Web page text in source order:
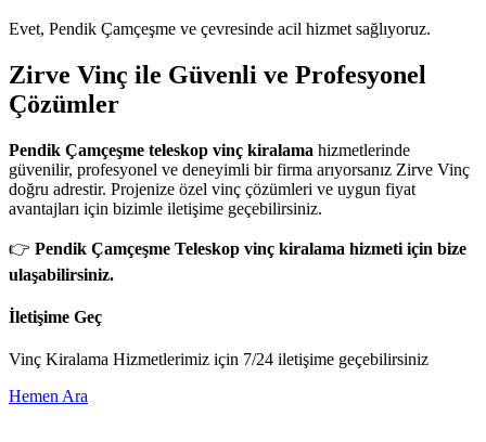
Evet, Pendik Çamçeşme ve çevresinde acil hizmet sağlıyoruz.
Zirve Vinç ile Güvenli ve Profesyonel
Çözümler
Pendik Çamçeşme teleskop vinç kiralama hizmetlerinde
güvenilir, profesyonel ve deneyimli bir firma arıyorsanız Zirve Vinç
doğru adrestir. Projenize özel vinç çözümleri ve uygun fiyat
avantajları için bizimle iletişime geçebilirsiniz.
👉 Pendik Çamçeşme Teleskop vinç kiralama hizmeti için bize
ulaşabilirsiniz.
İletişime Geç
Vinç Kiralama Hizmetlerimiz için 7/24 iletişime geçebilirsiniz
Hemen Ara